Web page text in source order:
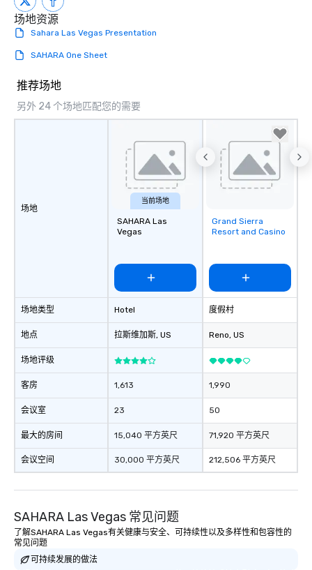
场地资源
Sahara Las Vegas Presentation
SAHARA One Sheet
推荐场地
另外 24 个场地匹配您的需要
场地
场地类型
地点
场地评级
客房
会议室
最大的房间
会议空间
当前场地
SAHARA Las
Vegas
Hotel
拉斯维加斯, US
1,613
23
15,040 平方英尺
30,000 平方英尺
Removed from
favorites
Grand Sierra
Resort and Casino
度假村
Reno, US
1,990
50
71,920 平方英尺
212,506 平方英尺
SAHARA Las Vegas 常见问题
了解SAHARA Las Vegas有关健康与安全、可持续性以及多样性和包容性的
常见问题
可持续发展的做法